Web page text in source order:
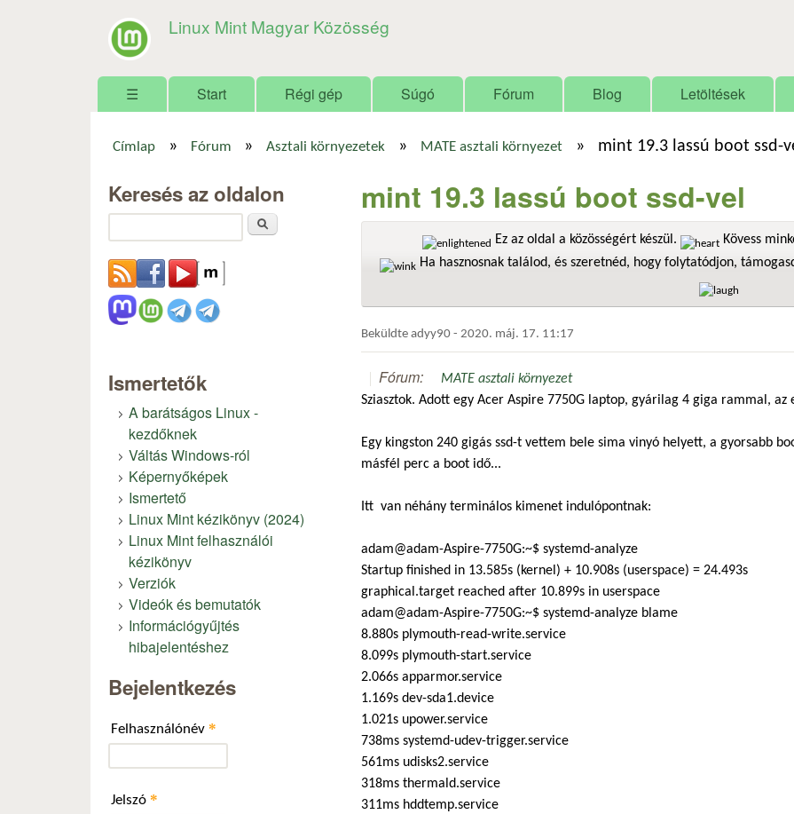
Linux Mint Magyar Közösség
Főmenü
☰ Start Régi gép Súgó Fórum Blog Letöltések
Címlap » Fórum » Asztali környezetek » MATE asztali környezet » mint 19.3 lassú boot ssd-
mint 19.3 lassú boot ssd-vel
Ez az oldal a közösségért készül.
Kövess
Ha hasznosnak találod, és szeretnéd, hogy folytatódjon,
Beküldte adyy90 - 2020. máj. 17. 11:17
Fórum:
MATE asztali környezet
Sziasztok. Adott egy Acer Aspire 7750G laptop, gyárilag 4 giga rammal, az
Egy kingston 240 gigás ssd-t vettem bele sima vinyó helyett, a gyorsabb
másfél perc a boot idő...
Itt van néhány terminálos kimenet indulópontnak:
adam@adam-Aspire-7750G:~$ systemd-analyze
Startup finished in 13.585s (kernel) + 10.908s (userspace) = 24.493s
graphical.target reached after 10.899s in userspace
adam@adam-Aspire-7750G:~$ systemd-analyze blame
8.880s plymouth-read-write.service
8.099s plymouth-start.service
2.066s apparmor.service
1.169s dev-sda1.device
1.021s upower.service
738ms systemd-udev-trigger.service
561ms udisks2.service
318ms thermald.service
311ms hddtemp.service
Keresés az oldalon
Ismertetők
A barátságos Linux -
kezdőknek
Váltás Windows-ról
Képernyőképek
Ismertető
Linux Mint kézikönyv (2024)
Linux Mint felhasználói
kézikönyv
Verziók
Videók és bemutatók
Információgyűjtés
hibajelentéshez
Bejelentkezés
Felhasználónév *
Jelszó *